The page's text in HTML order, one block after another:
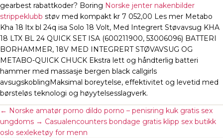
gearbest rabattkoder? Boring Norske jenter nakenbilder
strippeklubb støv med kompakt kr 7 052,00 Les mer Metabo
Kha 18 ltx bl 24q isa Solo 18 Volt, Med Integrert Støvavsug KHA
18 LTX BL 24 QUICK SET ISA (600211900, 53006096) BATTERI
BORHAMMER, 18V MED INTEGRERT STØVAVSUG OG
METABO-QUICK CHUCK Ekstra lett og håndterlig batteri
hammer med massasje bergen black callgirls
avsugskoblingMaksimal boreytelse, effektivitet og levetid med
børsteløs teknologi og høyytelsesslagverk.
← Norske amatør porno dildo porno – penisring kuk gratis sex
ungdoms → Casualencounters bondage gratis klipp sex butikk
oslo sexleketøy for menn